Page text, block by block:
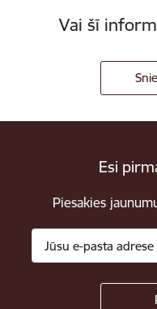
Vai šī
Esi
Piesakies